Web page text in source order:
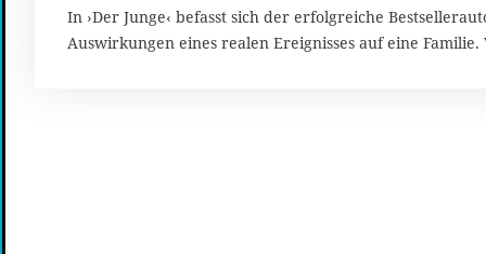
i
2
In ›Der Junge‹ befasst sich der erfolgreiche
Auswirkungen eines realen Ereignisses auf eine Familie.